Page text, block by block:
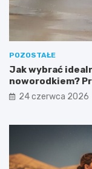
POZOSTAŁE
Jak wybrać
noworodkiem?
24 czerwca 2026